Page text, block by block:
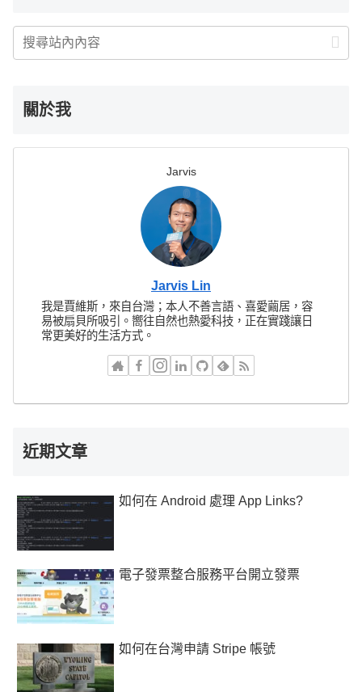
關於我
Jarvis
Jarvis Lin
我是賈維斯，來自台灣；本人不善言語、喜愛繭居，容
易被扇貝所吸引。嚮往自然也熱愛科技，正在實踐讓日
常更美好的生活方式。
近期文章
如何在 Android 處理 App Links?
電子發票整合服務平台開立發票
如何在台灣申請 Stripe 帳號